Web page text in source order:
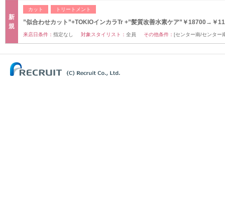
新
規
カット トリートメント
”似合わせカット”+TOKIOインカラTr +”髪質改善水素ケア”￥18700→￥
来店日条件： 指定なし 対象スタイリスト： 全員 その他条件： [センター南/センター